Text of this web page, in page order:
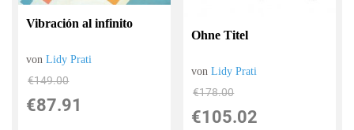
Vibración al infinito
vonLidy Prati
€149.00
€87.91
Ohne Titel
vonLidy Prati
€178.00
€105.02